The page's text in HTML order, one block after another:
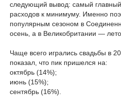
следующий вывод: самый
расходов к минимуму. Именно
популярным сезоном в
осень, а в Великобритании — лето.
Чаще всего игрались свадьбы в
показал, что пик пришелся на:
октябрь (14%);
июнь (15%);
сентябрь (16%).